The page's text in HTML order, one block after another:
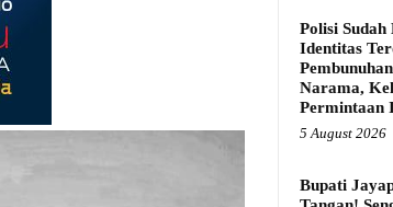
Polisi
Identitas
Narama,
Permintaan
5 August 2026
Bupati